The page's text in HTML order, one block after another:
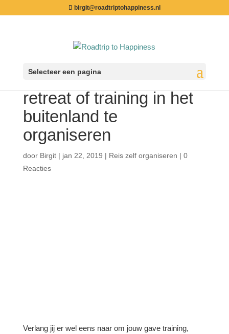
birgit@roadtriptohappiness.nl
Selecteer een pagina
7 redenen om jouw
retreat of training in het
buitenland te
organiseren
door Birgit| jan 22, 2019 | Reis zelf organiseren | 0
Reacties
Verlang jij er wel eens naar om jouw gave training,